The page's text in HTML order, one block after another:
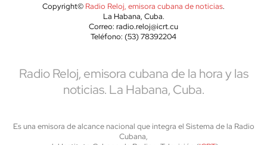
Copyright© Radio Reloj, emisora cubana de noticias.
La Habana, Cuba.
Correo: radio.reloj@icrt.cu
Teléfono: (53) 78392204
Radio Reloj, emisora cubana de la hora y las
noticias. La Habana, Cuba.
Es una emisora de alcance nacional que integra el Sistema de la Radio
Cubana,